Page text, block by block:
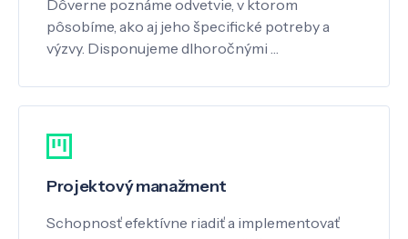
Dôverne poznáme odvetvie, v ktorom
pôsobíme, ako aj jeho špecifické potreby a
výzvy. Disponujeme dlhoročnými …
Projektový manažment
Schopnosť efektívne riadiť a implementovať